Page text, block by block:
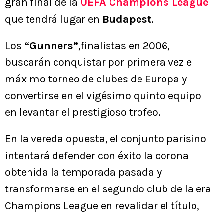
gran final de la UEFA Champions League
que tendrá lugar en Budapest.
Los “Gunners”,finalistas en 2006,
buscarán conquistar por primera vez el
máximo torneo de clubes de Europa y
convertirse en el vigésimo quinto equipo
en levantar el prestigioso trofeo.
En la vereda opuesta, el conjunto parisino
intentará defender con éxito la corona
obtenida la temporada pasada y
transformarse en el segundo club de la era
Champions League en revalidar el título,